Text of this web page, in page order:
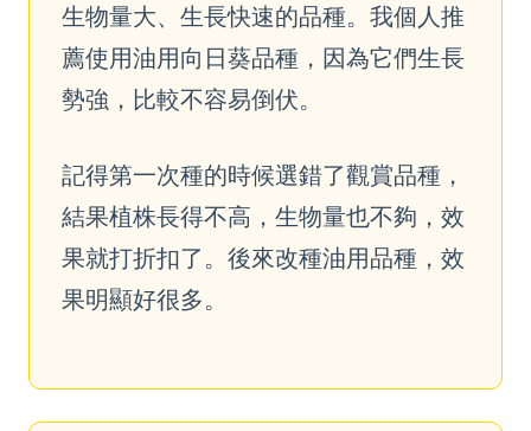
生物量大、生長快速的品種。我個人推
薦使用油用向日葵品種，因為它們生長
勢強，比較不容易倒伏。
記得第一次種的時候選錯了觀賞品種，
結果植株長得不高，生物量也不夠，效
果就打折扣了。後來改種油用品種，效
果明顯好很多。